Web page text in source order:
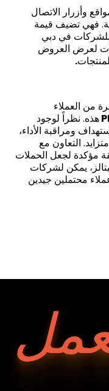
وأزرار الاتصال
فهي تضيف قيمة
في دبي
لعرض العروض
.
من العملاء
هذه. نظراً لوجود
ومراقبة الأداء،
التعاون مع
مؤكدة لجعل الحملات
يمكن لشركات
محتملين جيدين